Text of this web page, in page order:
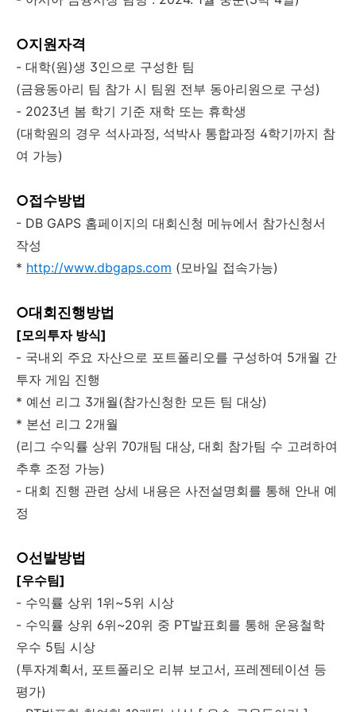
○지원자격
- 대학(원)생 3인으로 구성한 팀
(금융동아리 팀 참가 시 팀원 전부 동아리원으로 구성)
- 2023년 봄 학기 기준 재학 또는 휴학생
(대학원의 경우 석사과정, 석박사 통합과정 4학기까지 참
여 가능)
○접수방법
- DB GAPS 홈페이지의 대회신청 메뉴에서 참가신청서
작성
* http://www.dbgaps.com (모바일 접속가능)
○대회진행방법
[모의투자 방식]
- 국내외 주요 자산으로 포트폴리오를 구성하여 5개월 간
투자 게임 진행
* 예선 리그 3개월(참가신청한 모든 팀 대상)
* 본선 리그 2개월
(리그 수익률 상위 70개팀 대상, 대회 참가팀 수 고려하여
추후 조정 가능)
- 대회 진행 관련 상세 내용은 사전설명회를 통해 안내 예
정
○선발방법
[우수팀]
- 수익률 상위 1위~5위 시상
- 수익률 상위 6위~20위 중 PT발표회를 통해 운용철학
우수 5팀 시상
(투자계획서, 포트폴리오 리뷰 보고서, 프레젠테이션 등
평가)